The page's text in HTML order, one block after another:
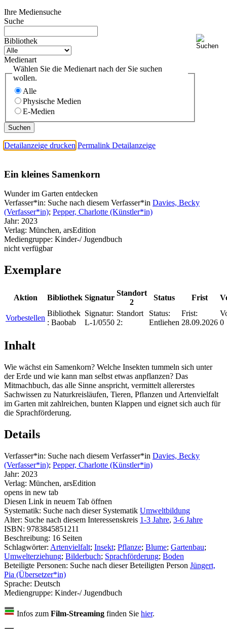
Ihre Mediensuche
Suche
Bibliothek
Medienart
Wählen Sie die Medienart nach der Sie suchen
wollen.
Alle
Physische Medien
E-Medien
Detailanzeige drucken Permalink Detailanzeige
Ein kleines Samenkorn
Wunder im Garten entdecken
Verfasser*in: Suche nach diesem Verfasser*in Davies, Becky
(Verfasser*in); Pepper, Charlotte (Künstler*in)
Jahr: 2023
Verlag: München, arsEdition
Mediengruppe: Kinder-/ Jugendbuch
nicht verfügbar
Exemplare
Aktion Bibliothek Signatur
Standort
2
Status Frist
Vorbestellen
Bibliothek
: Baobab
Signatur:
L-1/0550
Standort
2:
Status:
Entliehen
Frist:
28.09.2026 0
Inhalt
Wie wächst ein Samenkorn? Welche Insekten tummeln sich unter
der Erde und wie kann man selbst etwas anpflanzen? Das
Mitmachbuch, das alle Sinne anspricht, vermittelt allererstes
Sachwissen zu Naturkreisläufen, Tieren, Pflanzen und Artenvielfalt
im Garten mit zahlreichen, bunten Klappen und eignet sich auch für
die Sprachförderung.
Details
Verfasser*in: Suche nach diesem Verfasser*in Davies, Becky
(Verfasser*in); Pepper, Charlotte (Künstler*in)
Jahr: 2023
Verlag: München, arsEdition
opens in new tab
Diesen Link in neuem Tab öffnen
Systematik: Suche nach dieser Systematik Umweltbildung
Alter: Suche nach diesem Interessenskreis 1-3 Jahre, 3-6 Jahre
ISBN: 9783845851211
Beschreibung: 16 Seiten
Schlagwörter: Artenvielfalt; Insekt; Pflanze; Blume; Gartenbau;
Umwelterziehung; Bilderbuch; Sprachförderung; Boden
Beteiligte Personen: Suche nach dieser Beteiligten Person Jüngert,
Pia (Übersetzer*in)
Sprache: Deutsch
Mediengruppe: Kinder-/ Jugendbuch
Infos zum Film-Streaming finden Sie hier.